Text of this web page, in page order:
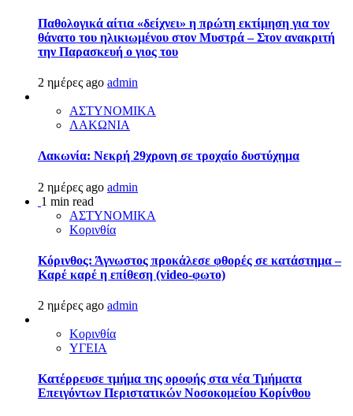
Παθολογικά αίτια «δείχνει» η πρώτη εκτίμηση για τον
θάνατο του ηλικιωμένου στον Μυστρά – Στον ανακριτή
την Παρασκευή ο γιος του
2 ημέρες ago admin
ΑΣΤΥΝΟΜΙΚΑ
ΛΑΚΩΝΙΑ
Λακωνία: Νεκρή 29χρονη σε τροχαίο δυστύχημα
2 ημέρες ago admin
1 min read
ΑΣΤΥΝΟΜΙΚΑ
Κορινθία
Κόρινθος: Άγνωστος προκάλεσε φθορές σε κατάστημα –
Καρέ καρέ η επίθεση (video-φωτο)
2 ημέρες ago admin
Κορινθία
ΥΓΕΙΑ
Kατέρρευσε τμήμα της οροφής στα νέα Τμήματα
Επειγόντων Περιστατικών Νοσοκομείου Κορίνθου